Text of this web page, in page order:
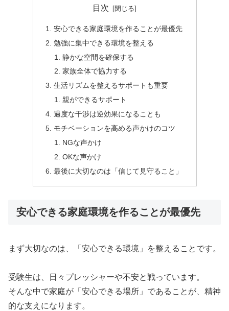
目次
安心できる家庭環境を作ることが最優先
勉強に集中できる環境を整える
静かな空間を確保する
家族全体で協力する
生活リズムを整えるサポートも重要
親ができるサポート
過度な干渉は逆効果になることも
モチベーションを高める声かけのコツ
NGな声かけ
OKな声かけ
最後に大切なのは「信じて見守ること」
安心できる家庭環境を作ることが最優先
まず大切なのは、「安心できる環境」を整えることです。
受験生は、日々プレッシャーや不安と戦っています。
そんな中で家庭が「安心できる場所」であることが、精神
的な支えになります。